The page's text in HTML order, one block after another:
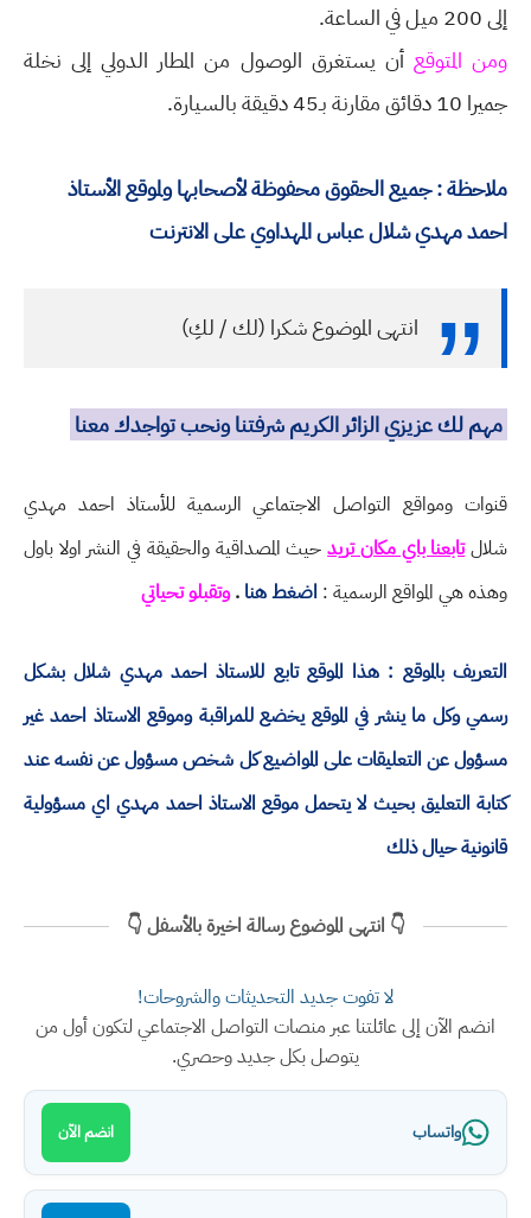
إلى 200 ميل في الساعة.
ومن المتوقع أن يستغرق الوصول من المطار الدولي إلى نخلة
جميرا 10 دقائق مقارنة بـ45 دقيقة بالسيارة.
ملاحظة : جميع الحقوق محفوظة لأصحابها ولموقع الأستاذ
احمد مهدي شلال عباس المهداوي على الانترنت
انتهى الموضوع شكرا (لك / لكِ)
مهم لك عزيزي الزائر الكريم شرفتنا ونحب تواجدك معنا
قنوات ومواقع التواصل الاجتماعي الرسمية للأستاذ احمد مهدي
شلالتابعنا باي مكان تريدحيث المصداقية والحقيقة في النشر اولا باول
وهذه هي المواقع الرسمية : اضغط هنا .وتقبلو تحياتي
التعريف بالموقع : هذا الموقع تابع للاستاذ احمد مهدي شلال بشكل
رسمي وكل ما ينشر في الموقع يخضع للمراقبة وموقع الاستاذ احمد غير
مسؤول عن التعليقات على المواضيع كل شخص مسؤول عن نفسه عند
كتابة التعليق بحيث لا يتحمل موقع الاستاذ احمد مهدي اي مسؤولية
قانونية حيال ذلك
👇 انتهى الموضوع رسالة اخيرة بالأسفل 👇
لا تفوت جديد التحديثات والشروحات!
انضم الآن إلى عائلتنا عبر منصات التواصل الاجتماعي لتكون أول من
يتوصل بكل جديد وحصري.
واتساب انضم الآن